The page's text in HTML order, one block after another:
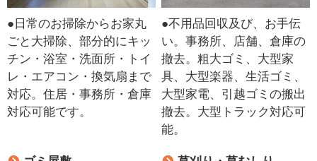
●日常のお掃除からお家丸
ごと大掃除、部分的にキッ
チン・浴室・洗面所・トイ
レ・エアコン・換気扇まで
対応。住居・事務所・倉庫
対応可能です。
●不用品回収及び、お手伝
い。事務所、店舗、倉庫の
撤去。粗大ゴミ、大型家
具、大型楽器、生活ゴミ、
大型家電、引越ゴミの搬出
撤去。大型トラック対応可
能。